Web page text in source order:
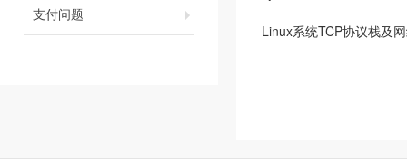
支付问题
Linux系统TCP协议栈及